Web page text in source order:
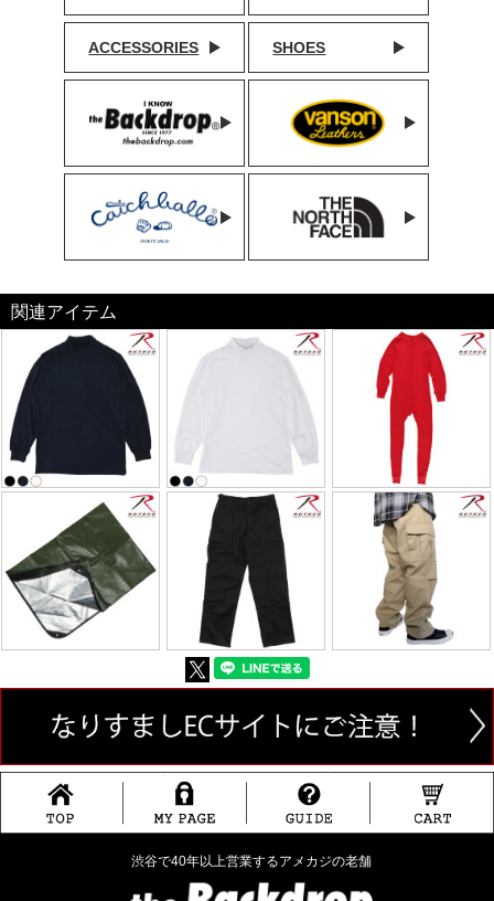
ACCESSORIES SHOES
関連アイテム
渋谷で40年以上営業するアメカジの老舗